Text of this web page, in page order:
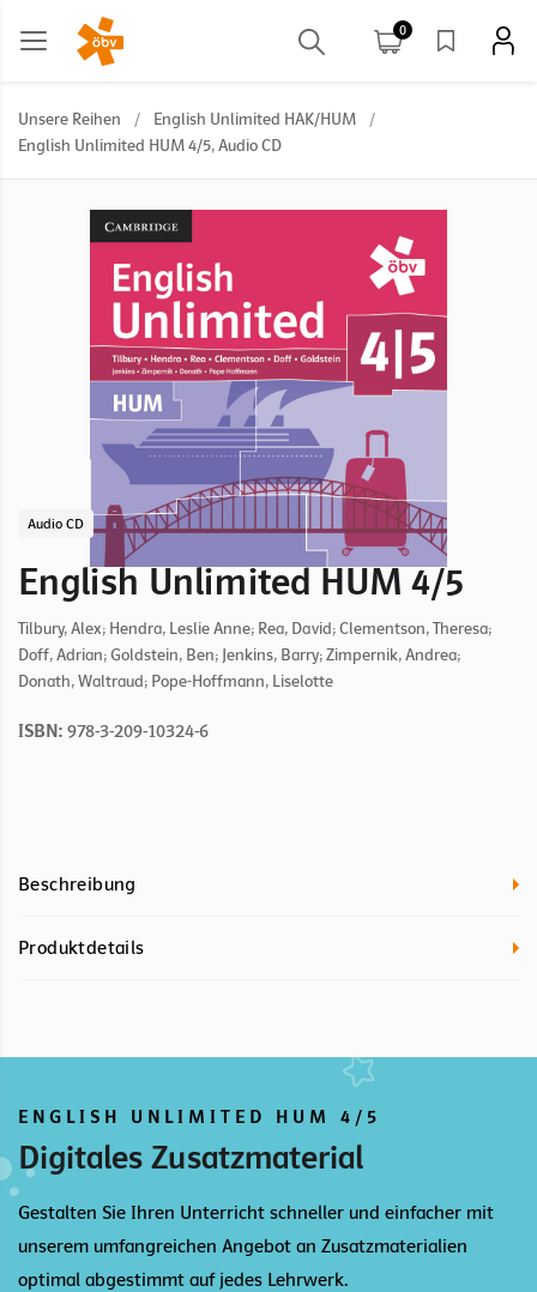
0
Unsere Reihen / English Unlimited HAK/HUM
/
English Unlimited HUM 4/5, Audio CD
Audio CD
English Unlimited HUM 4/5
Tilbury, Alex; Hendra, Leslie Anne; Rea, David; Clementson, Theresa;
Doff, Adrian; Goldstein, Ben; Jenkins, Barry; Zimpernik, Andrea;
Donath, Waltraud; Pope-Hoffmann, Liselotte
ISBN: 978-3-209-10324-6
Beschreibung
Produktdetails
ENGLISH UNLIMITED HUM 4/5
Digitales Zusatzmaterial
Gestalten Sie Ihren Unterricht schneller und einfacher mit
unserem umfangreichen Angebot an Zusatzmaterialien
optimal abgestimmt auf jedes Lehrwerk.